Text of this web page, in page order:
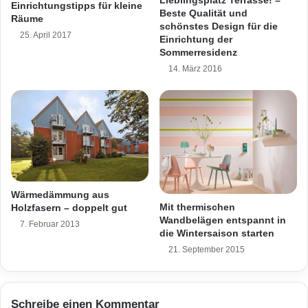
Breiten erhältlich und kann je nach Typ in
unterschiedlichen Längen hergestellt werden.
gegärtnert werden. Dank automatischer
Fensterheber und geteilter Drehtüren wird im
Inneren des Gewächshauses eine optimale
Luftzirkulation gewährleistet. – Ideale
Bedingungen also, um Gemüse, Kräuter & Co.
kräftig wachsen zu lassen. So können im
Frühjahr und Sommer Tomaten, Zucchini und
Paprika bestens gedeihen und zum Herbst hin
h
s
e
e
r
r
a
s
s
e
ä
Einrichtungstipps für kleine
Räume
25. April 2017
Beste Qualität und
schönstes Design für die
Einrichtung der
Sommerresidenz
14. März 2016
Wärmedämmung aus
Holzfasern – doppelt gut
7. Februar 2013
Mit thermischen
Wandbelägen entspannt in
die Wintersaison starten
21. September 2015
Schreibe einen Kommentar